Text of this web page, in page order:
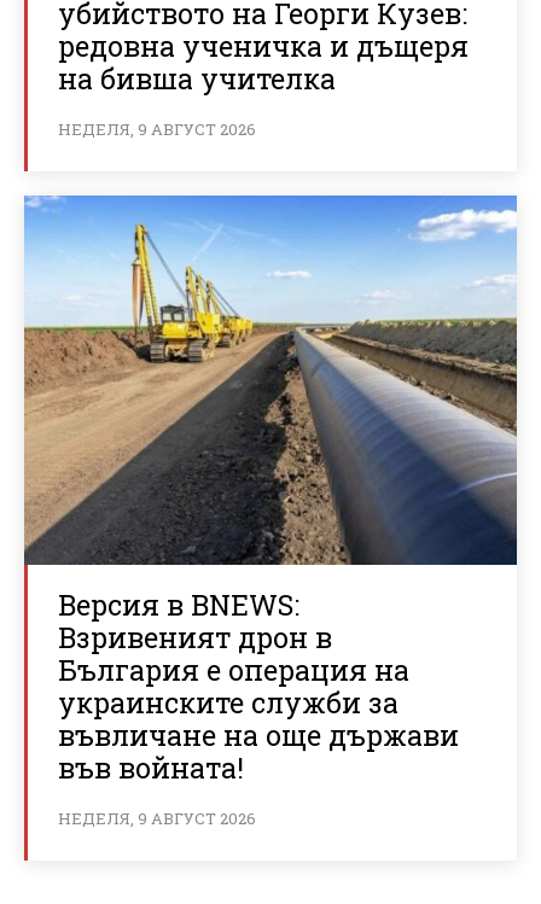
убийството на Георги Кузев:
редовна ученичка и дъщеря
на бивша учителка
НЕДЕЛЯ, 9 АВГУСТ 2026
Версия в BNEWS:
Взривеният дрон в
България е операция на
украинските служби за
въвличане на още държави
във войната!
НЕДЕЛЯ, 9 АВГУСТ 2026